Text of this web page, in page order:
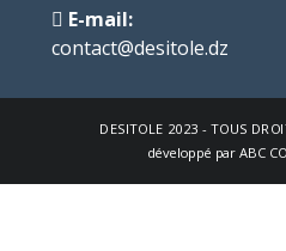
E-mail:
contact@desitole.dz
DESITOLE 2023 - TOUS
développé par ABC